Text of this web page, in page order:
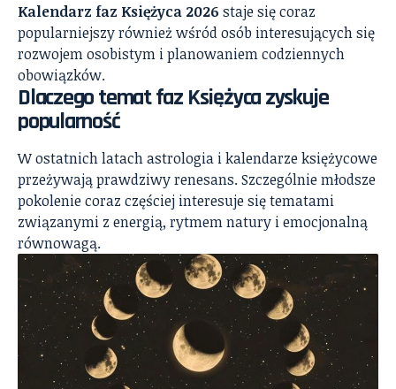
Kalendarz faz Księżyca 2026 staje się coraz
popularniejszy również wśród osób interesujących się
rozwojem osobistym i planowaniem codziennych
obowiązków.
Dlaczego temat faz Księżyca zyskuje
popularność
W ostatnich latach astrologia i kalendarze księżycowe
przeżywają prawdziwy renesans. Szczególnie młodsze
pokolenie coraz częściej interesuje się tematami
związanymi z energią, rytmem natury i emocjonalną
równowagą.